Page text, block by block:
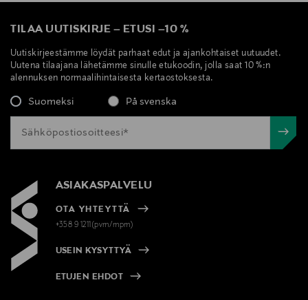
TILAA UUTISKIRJE – ETUSI –10 %
Uutiskirjeestämme löydät parhaat edut ja ajankohtaiset uutuudet.
Uutena tilaajana lähetämme sinulle etukoodin, jolla saat 10 %:n
alennuksen normaalihintaisesta kertaostoksesta.
Suomeksi På svenska
ASIAKASPALVELU
OTA YHTEYTTÄ
+358 9 1211(pvm/mpm)
USEIN KYSYTTYÄ
ETUJEN EHDOT